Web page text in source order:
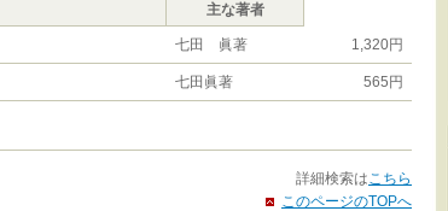
主な著者
七田 眞著 1,320円
七田眞著 565円
詳細検索はこちら
このページのTOPへ